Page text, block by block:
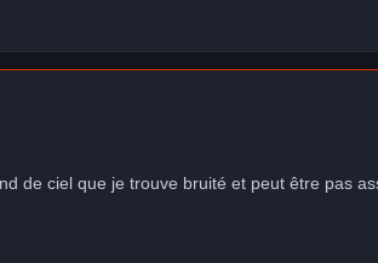
de ciel que je trouve bruité et peut être pas